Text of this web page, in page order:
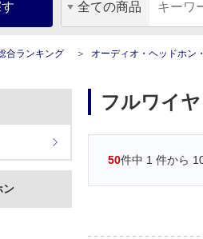
全ての商品
合ランキング オーディオ・ヘッドホン
ン
フルワイ
50件中 1 件から